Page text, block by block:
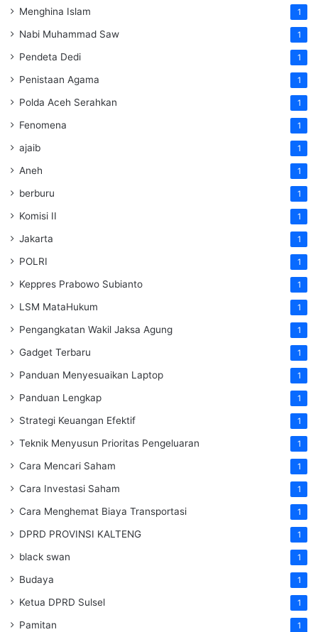
Menghina Islam 1
Nabi Muhammad Saw 1
Pendeta Dedi 1
Penistaan Agama 1
Polda Aceh Serahkan 1
Fenomena 1
ajaib 1
Aneh 1
berburu 1
Komisi II 1
Jakarta 1
POLRI 1
Keppres Prabowo Subianto 1
LSM MataHukum 1
Pengangkatan Wakil Jaksa Agung 1
Gadget Terbaru 1
Panduan Menyesuaikan Laptop 1
Panduan Lengkap 1
Strategi Keuangan Efektif 1
Teknik Menyusun Prioritas Pengeluaran 1
Cara Mencari Saham 1
Cara Investasi Saham 1
Cara Menghemat Biaya Transportasi 1
DPRD PROVINSI KALTENG 1
black swan 1
Budaya 1
Ketua DPRD Sulsel 1
Pamitan 1